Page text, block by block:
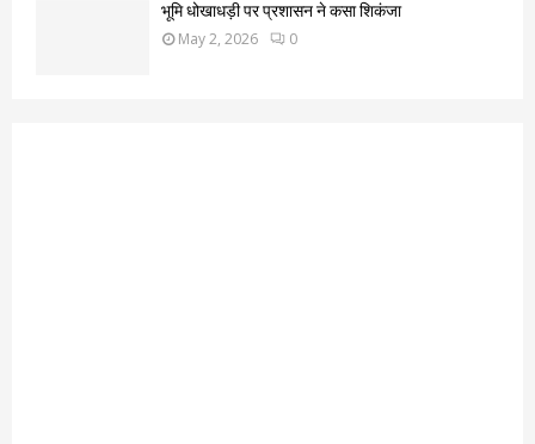
भूमि धोखाधड़ी पर प्रशासन ने कसा शिकंजा
May 2, 2026 0